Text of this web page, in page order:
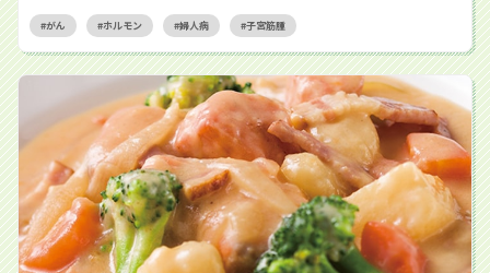
がん ホルモン 婦人病 子宮筋腫
乳がんが気になるときにも。抗酸化パワー豊富なレシピ「鮭とたっ